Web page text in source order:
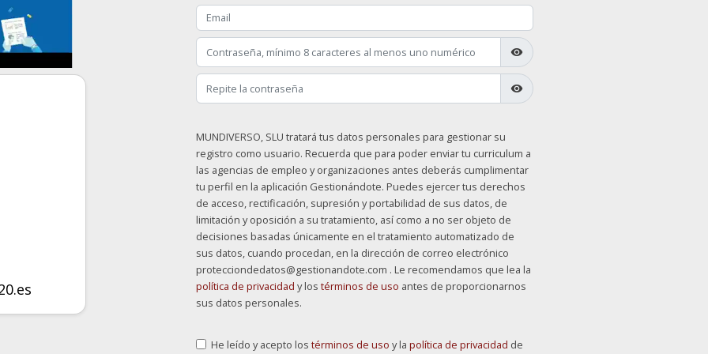
visibility
visibility
MUNDIVERSO, SLU tratará tus datos personales para gestionar su
registro como usuario. Recuerda que para poder enviar tu curriculum a
las agencias de empleo y organizaciones antes deberás cumplimentar
tu perfil en la aplicación Gestionándote. Puedes ejercer tus derechos
de acceso, rectificación, supresión y portabilidad de sus datos, de
limitación y oposición a su tratamiento, así como a no ser objeto de
decisiones basadas únicamente en el tratamiento automatizado de
sus datos, cuando procedan, en la dirección de correo electrónico
protecciondedatos@gestionandote.com . Le recomendamos que lea la
política de privacidad y los términos de uso antes de proporcionarnos
sus datos personales.
He leído y acepto lostérminos de uso y lapolítica de privacidad de